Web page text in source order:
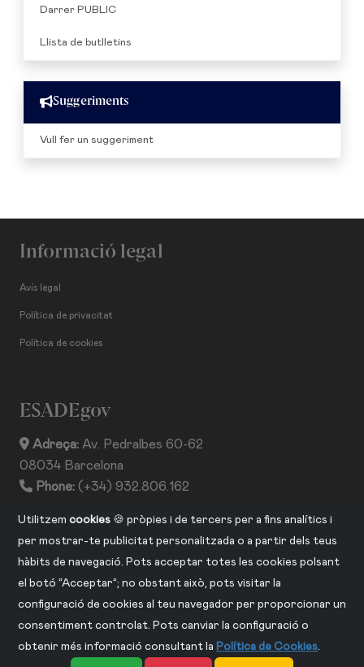
Darrer PUBLIC
Llista de butlletins
Suggeriments
Vull fer un suggeriment
Informació legal
Avís legal
Política de privacitat
Política de cookies
ESADEgov
Adreça: Av. Pedralbes 60-62
08034 Barcelona
Phone: (+34) 932.806.162
CONNECTA AMB NOSALTRES
Utilitzem cookies 🍪 pròpies i de tercers per a fins analítics i
per mostrar-te publicitat personalitzada o a partir dels teus
hàbits de navegació. Pots acceptar totes les cookies polsant
el botó “Acceptar”; no obstant això, pots visitar la
configuració de cookies al teu navegador per proporcionar un
consentiment controlat. Pots canviar la configuració o
obtenir més informació consultant la Política de Cookies.